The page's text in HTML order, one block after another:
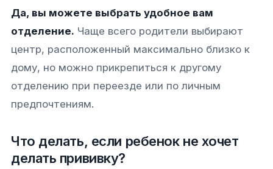
Да, вы можете выбрать удобное вам
отделение. Чаще всего родители выбирают
центр, расположенный максимально близко к
дому, но можно прикрепиться к другому
отделению при переезде или по личным
предпочтениям.
Что делать, если ребенок не хочет
делать прививку?